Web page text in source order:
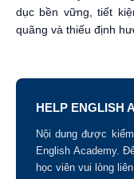
dục bền vững, tiết
quãng và thiếu định
HELP ENGLISH
Nội dung được
English Academy.
học viên vui lòng